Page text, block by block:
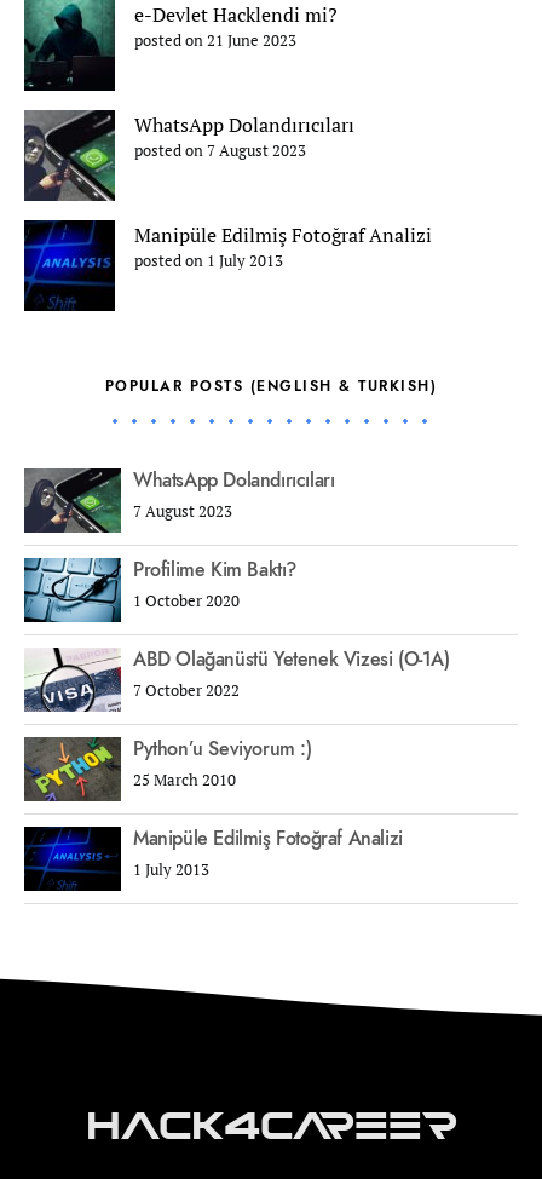
e-Devlet Hacklendi mi?
posted on 21 June 2023
WhatsApp Dolandırıcıları
posted on 7 August 2023
Manipüle Edilmiş Fotoğraf Analizi
posted on 1 July 2013
POPULAR POSTS (ENGLISH & TURKISH)
WhatsApp Dolandırıcıları
7 August 2023
Profilime Kim Baktı?
1 October 2020
ABD Olağanüstü Yetenek Vizesi (O-1A)
7 October 2022
Python’u Seviyorum :)
25 March 2010
Manipüle Edilmiş Fotoğraf Analizi
1 July 2013
Hack4Career